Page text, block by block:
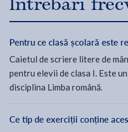
Pentru ce clasă școlară este
Caietul de scriere litere de
pentru elevii de clasa I. Este
disciplina Limba română.
Ce tip de exerciții conține